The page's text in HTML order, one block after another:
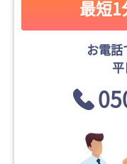
最短1
お電話
平